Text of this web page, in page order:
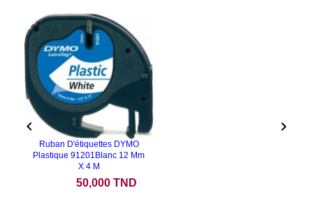
Ruban D'étiquettes DYMO
Plastique 91201Blanc 12 Mm
X 4 M
50,000 TND
 